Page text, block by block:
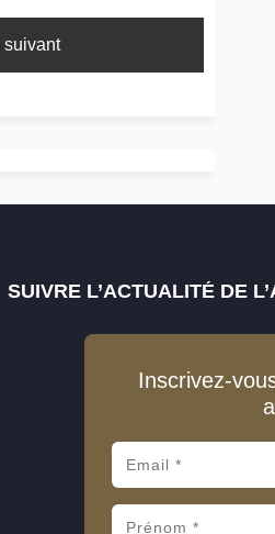
suivant
SUIVRE L’ACTUALITÉ DE
Inscrivez-